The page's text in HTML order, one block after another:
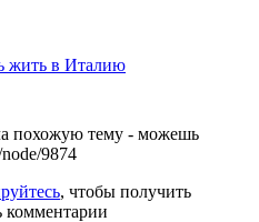
жить в Италию
похожую тему - можешь
9874
, чтобы получить
комментарии